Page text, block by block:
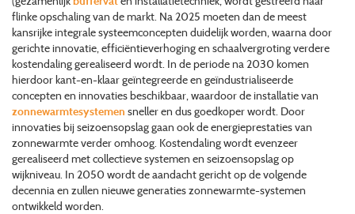
flinke opschaling van de markt. Na 2025 moeten dan de meest
kansrijke integrale systeemconcepten duidelijk worden, waarna door
gerichte innovatie, efficiëntieverhoging en schaalvergroting verdere
kostendaling gerealiseerd wordt. In de periode na 2030 komen
hierdoor kant-en-klaar geïntegreerde en geïndustrialiseerde
concepten en innovaties beschikbaar, waardoor de installatie van
zonnewarmtesystemen sneller en dus goedkoper wordt. Door
innovaties bij seizoensopslag gaan ook de energieprestaties van
zonnewarmte verder omhoog. Kostendaling wordt evenzeer
gerealiseerd met collectieve systemen en seizoensopslag op
wijkniveau. In 2050 wordt de aandacht gericht op de volgende
decennia en zullen nieuwe generaties zonnewarmte-systemen
ontwikkeld worden.